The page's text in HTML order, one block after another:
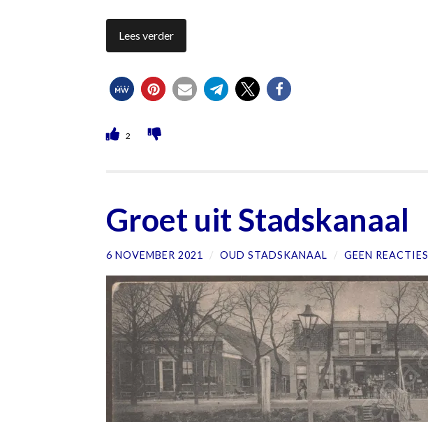
Lees verder
2
Groet uit Stadskanaal
6 NOVEMBER 2021 / OUD STADSKANAAL / GEEN REACTIES